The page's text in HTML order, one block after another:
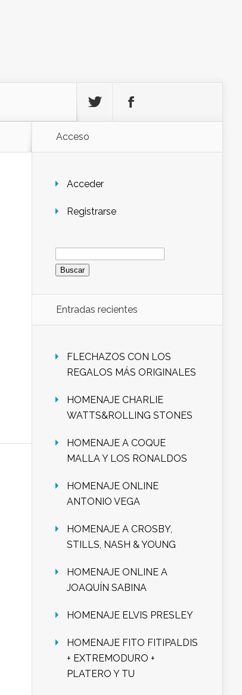
Acceso
Acceder
Registrarse
Buscar:
Entradas recientes
FLECHAZOS CON LOS
REGALOS MÁS ORIGINALES
HOMENAJE CHARLIE
WATTS&ROLLING STONES
HOMENAJE A COQUE
MALLA Y LOS RONALDOS
HOMENAJE ONLINE
ANTONIO VEGA
HOMENAJE A CROSBY,
STILLS, NASH & YOUNG
HOMENAJE ONLINE A
JOAQUÍN SABINA
HOMENAJE ELVIS PRESLEY
HOMENAJE FITO FITIPALDIS
+ EXTREMODURO +
PLATERO Y TU